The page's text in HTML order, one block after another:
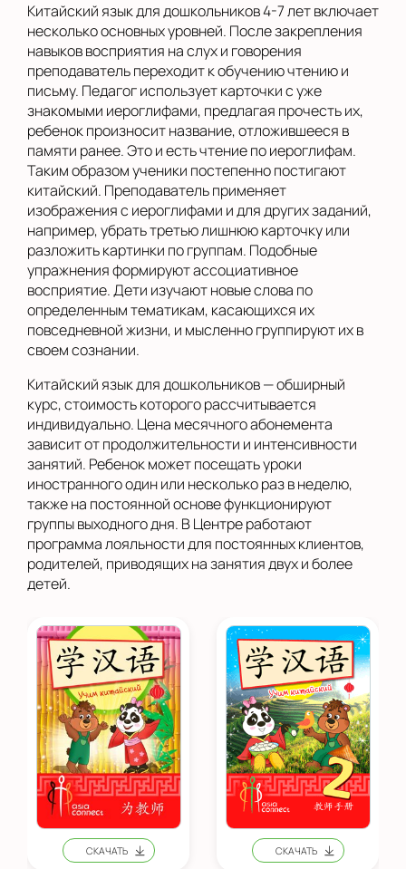
Китайский язык для дошкольников 4-7 лет включает
несколько основных уровней. После закрепления
навыков восприятия на слух и говорения
преподаватель переходит к обучению чтению и
письму. Педагог использует карточки с уже
знакомыми иероглифами, предлагая прочесть их,
ребенок произносит название, отложившееся в
памяти ранее. Это и есть чтение по иероглифам.
Таким образом ученики постепенно постигают
китайский. Преподаватель применяет
изображения с иероглифами и для других заданий,
например, убрать третью лишнюю карточку или
разложить картинки по группам. Подобные
упражнения формируют ассоциативное
восприятие. Дети изучают новые слова по
определенным тематикам, касающихся их
повседневной жизни, и мысленно группируют их в
своем сознании.
Китайский язык для дошкольников — обширный
курс, стоимость которого рассчитывается
индивидуально. Цена месячного абонемента
зависит от продолжительности и интенсивности
занятий. Ребенок может посещать уроки
иностранного один или несколько раз в неделю,
также на постоянной основе функционируют
группы выходного дня. В Центре работают
программа лояльности для постоянных клиентов,
родителей, приводящих на занятия двух и более
детей.